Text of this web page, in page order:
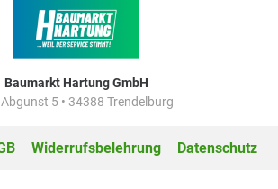
Baumarkt Hartung GmbH
5 • 34388 Trendelburg
Widerrufsbelehrung Datenschutz